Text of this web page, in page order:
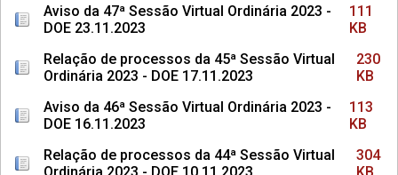
Aviso da 47ª Sessão Virtual Ordinária 2023 -
DOE 23.11.2023
111
KB
Relação de processos da 45ª Sessão Virtual
Ordinária 2023 - DOE 17.11.2023
230
KB
Aviso da 46ª Sessão Virtual Ordinária 2023 -
DOE 16.11.2023
113
KB
Relação de processos da 44ª Sessão Virtual
304